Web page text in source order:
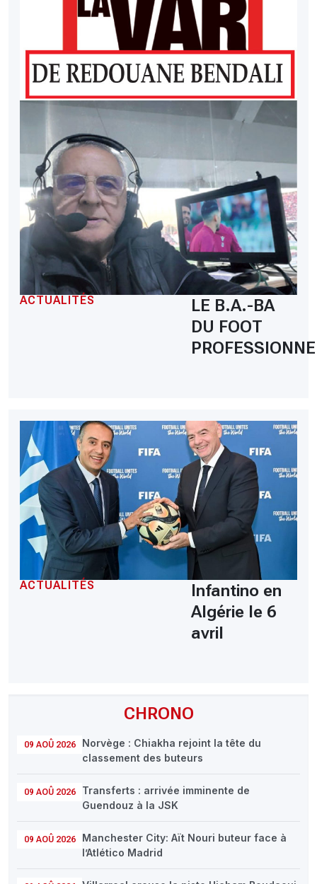
CHRONO
09 AOÛ 2026
Norvège : Chiakha rejoint la tête du
classement des buteurs
09 AOÛ 2026
Transferts : arrivée imminente de
Guendouz à la JSK
09 AOÛ 2026
Manchester City: Aït Nouri buteur face à
l’Atlético Madrid
ACTUALITÉS
LE B.A.-BA
DU FOOT
ACTUALITÉS
Infantino en
Algérie le 6
avril